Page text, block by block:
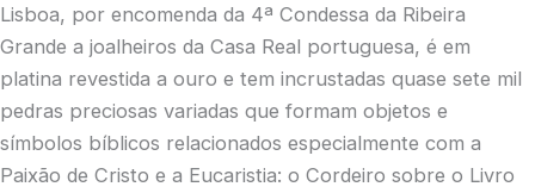
Lisboa, por encomenda da 4ª Condessa da Ribeira
Grande a joalheiros da Casa Real portuguesa, é em
platina revestida a ouro e tem incrustadas quase sete mil
pedras preciosas variadas que formam objetos e
símbolos bíblicos relacionados especialmente com a
Paixão de Cristo e a Eucaristia: o Cordeiro sobre o Livro